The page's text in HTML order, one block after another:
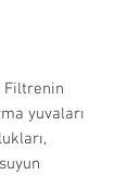
Filtrenin
yuvaları